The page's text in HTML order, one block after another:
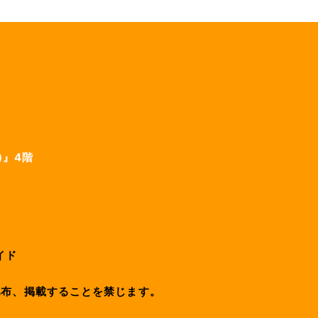
』4階
ド
、掲載することを禁じます。